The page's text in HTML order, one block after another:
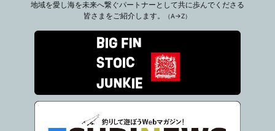
地域を愛し海を未来へ繋ぐパートナーとして共に歩んでくださる
皆さまをご紹介します。
（A→Z）